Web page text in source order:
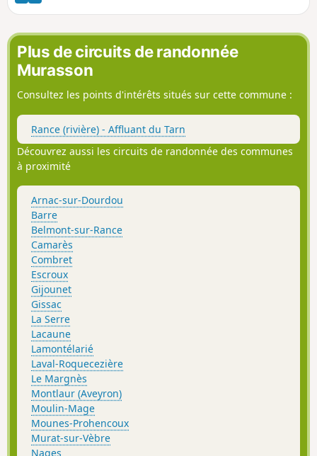
Plus de circuits de randonnée
Murasson
Consultez les points d'intérêts situés sur cette commune :
Rance (rivière) - Affluant du Tarn
Découvrez aussi les circuits de randonnée des communes
à proximité
Arnac-sur-Dourdou
Barre
Belmont-sur-Rance
Camarès
Combret
Escroux
Gijounet
Gissac
La Serre
Lacaune
Lamontélarié
Laval-Roquecezière
Le Margnès
Montlaur (Aveyron)
Moulin-Mage
Mounes-Prohencoux
Murat-sur-Vèbre
Nages